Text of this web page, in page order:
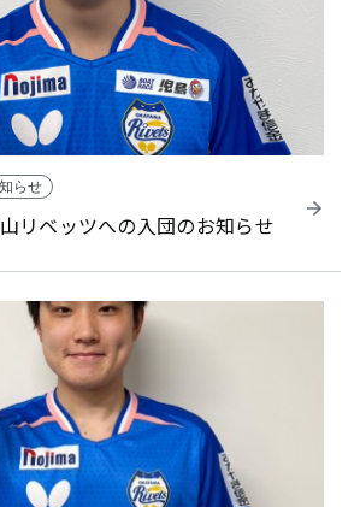
らせ
リベッツへの入団のお知らせ